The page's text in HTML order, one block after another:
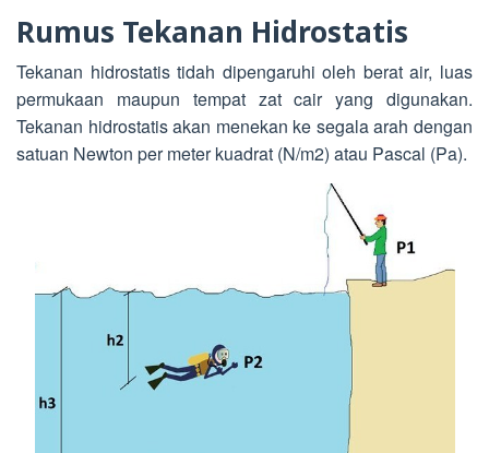
Rumus Tekanan Hidrostatis
Tekanan hidrostatis tidah dipengaruhi oleh berat air, luas
permukaan maupun tempat zat cair yang digunakan.
Tekanan hidrostatis akan menekan ke segala arah dengan
satuan Newton per meter kuadrat (N/m2) atau Pascal (Pa).